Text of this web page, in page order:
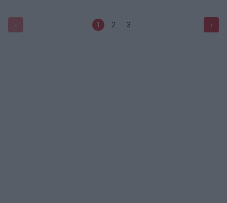
‹ 1 2 3 ›